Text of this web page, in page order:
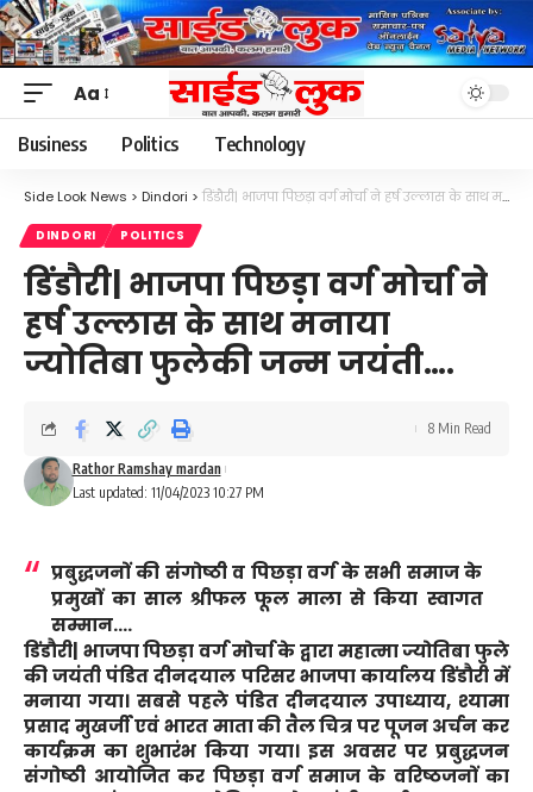
Font
Resizer
Aa
Business Politics Technology
Side Look News > Dindori > डिंडौरी| भाजपा पिछड़ा वर्ग मोर्चा ने हर्ष उल्लास के साथ मनाया ज्योतिबा फुलेकी जन्म जयंती….
DINDORI POLITICS
डिंडौरी| भाजपा पिछड़ा वर्ग मोर्चा ने
हर्ष उल्लास के साथ मनाया
ज्योतिबा फुलेकी जन्म जयंती….
Last updated: 11/04/2023 10:27 PM
Rathor Ramshay mardan
8 Min Read
प्रबुद्धजनों की संगोष्ठी व पिछड़ा वर्ग के सभी समाज के
प्रमुखों का साल श्रीफल फूल माला से किया स्वागत
सम्मान….
डिंडौरी| भाजपा पिछड़ा वर्ग मोर्चा के द्वारा महात्मा ज्योतिबा फुले
की जयंती पंडित दीनदयाल परिसर भाजपा कार्यालय डिंडौरी में
मनाया गया। सबसे पहले पंडित दीनदयाल उपाध्याय, श्यामा
प्रसाद मुखर्जी एवं भारत माता की तैल चित्र पर पूजन अर्चन कर
कार्यक्रम का शुभारंभ किया गया। इस अवसर पर प्रबुद्धजन
संगोष्ठी आयोजित कर पिछड़ा वर्ग समाज के वरिष्ठजनों का